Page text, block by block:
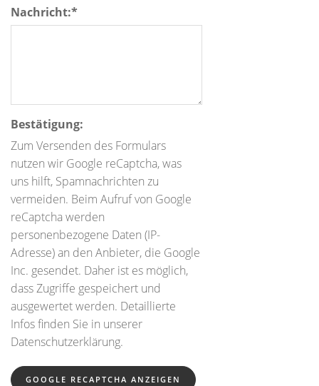
Nachricht:*
Bestätigung:
Zum Versenden des Formulars
nutzen wir Google reCaptcha, was
uns hilft, Spamnachrichten zu
vermeiden. Beim Aufruf von Google
reCaptcha werden
personenbezogene Daten (IP-
Adresse) an den Anbieter, die Google
Inc. gesendet. Daher ist es möglich,
dass Zugriffe gespeichert und
ausgewertet werden. Detaillierte
Infos finden Sie in unserer
Datenschutzerklärung.
GOOGLE RECAPTCHA ANZEIGEN